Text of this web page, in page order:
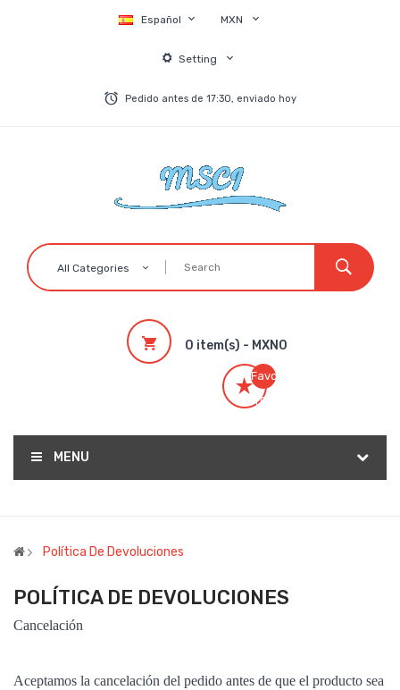
Español MXN
Setting
Pedido antes de 17:30, enviado hoy
All Categories
0 item(s) - MXN0
Favoritos
(0)
MENU
Política De Devoluciones
POLÍTICA DE DEVOLUCIONES
Cancelación
Aceptamos la cancelación del pedido antes de que el producto sea